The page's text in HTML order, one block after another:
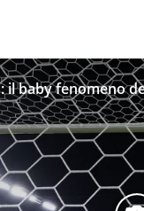
il baby fenomeno